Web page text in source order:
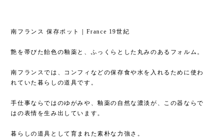
南フランス 保存ポット｜France 19世紀
艶を帯びた飴色の釉薬と、ふっくらとした丸みのあるフォルム。
南フランスでは、コンフィなどの保存食や水を入れるために使わ
れていた暮らしの道具です。
手仕事ならではのゆがみや、釉薬の自然な濃淡が、この器ならで
はの表情を生み出しています。
暮らしの道具として育まれた素朴な力強さ。